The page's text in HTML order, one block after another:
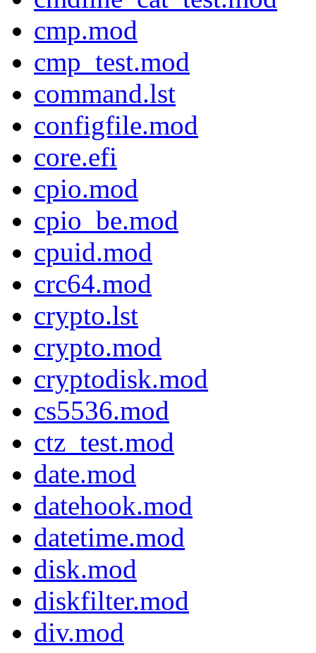
cmp.mod
cmp_test.mod
command.lst
configfile.mod
core.efi
cpio.mod
cpio_be.mod
cpuid.mod
crc64.mod
crypto.lst
crypto.mod
cryptodisk.mod
cs5536.mod
ctz_test.mod
date.mod
datehook.mod
datetime.mod
disk.mod
diskfilter.mod
div.mod